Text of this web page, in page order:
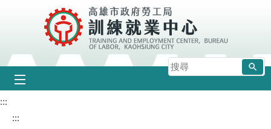
跳到主要內容區塊
搜
尋
:::
:::